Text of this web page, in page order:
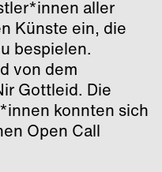
aller
Künste ein, die
bespielen.
von dem
Gottleid. Die
konnten sich
Open Call